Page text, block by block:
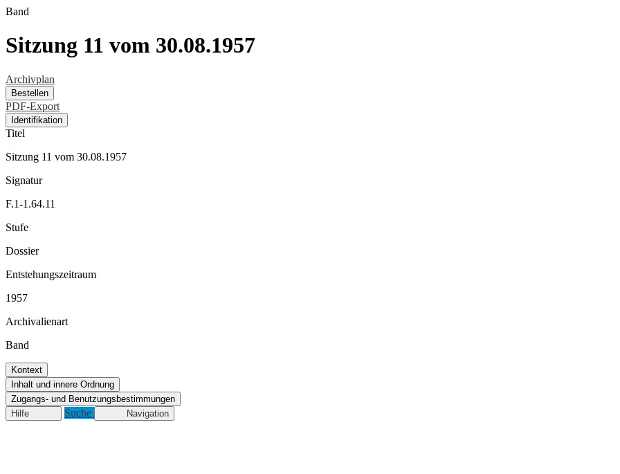
Band
Sitzung 11 vom 30.08.1957
Archivplan
Bestellen
PDF-Export
Identifikation
Titel
Sitzung 11 vom 30.08.1957
Signatur
F.1-1.64.11
Stufe
Dossier
Entstehungszeitraum
1957
Archivalienart
Band
Kontext
Inhalt und innere Ordnung
Zugangs- und Benutzungsbestimmungen
Hilfe
Suche Navigation